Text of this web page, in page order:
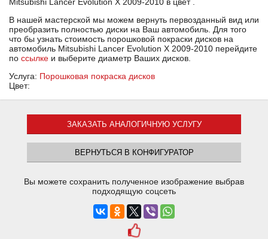
Mitsubishi Lancer Evolution X 2009-2010 в цвет .
В нашей мастерской мы можем вернуть первозданный вид или
преобразить полностью диски на Ваш автомобиль. Для того
что бы узнать стоимость порошковой покраски дисков на
автомобиль Mitsubishi Lancer Evolution X 2009-2010 перейдите
по ссылке и выберите диаметр Ваших дисков.
Услуга: Порошковая покраска дисков
Цвет:
ЗАКАЗАТЬ АНАЛОГИЧНУЮ УСЛУГУ
ВЕРНУТЬСЯ В КОНФИГУРАТОР
Вы можете сохранить полученное изображение выбрав
подходящую соцсеть